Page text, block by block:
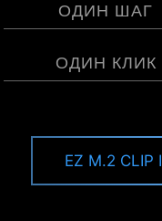
ОДИН ШАГ
ОДИН КЛИК
EZ M.2 CLIP
Электрическая
гарантирует
MSI
MSI Driver
EZ
Разгон